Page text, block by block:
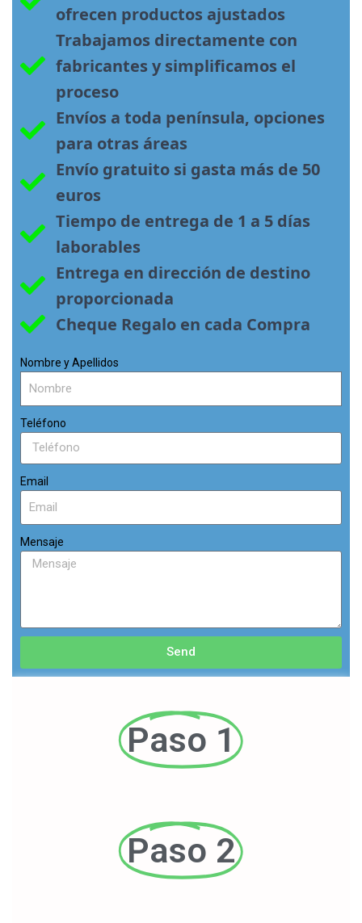
ofrecen productos ajustados
Trabajamos directamente con
fabricantes y simplificamos el
proceso
Envíos a toda península, opciones
para otras áreas
Envío gratuito si gasta más de 50
euros
Tiempo de entrega de 1 a 5 días
laborables
Entrega en dirección de destino
proporcionada
Cheque Regalo en cada Compra
Nombre y Apellidos
Teléfono
Email
Mensaje
Send
Paso 1
Paso 2